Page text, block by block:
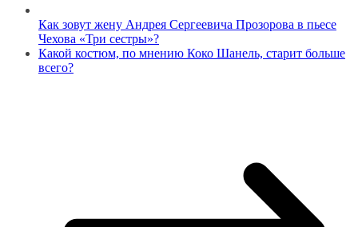
Как зовут жену Андрея Сергеевича Прозорова в пьесе
Чехова «Три сестры»?
Какой костюм, по мнению Коко Шанель, старит больше
всего?